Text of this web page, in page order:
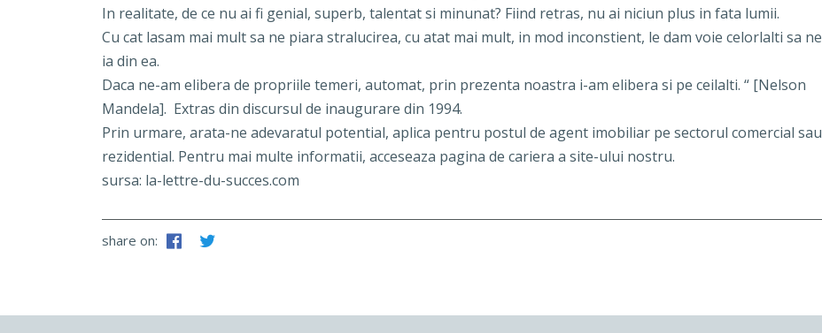
In realitate, de ce nu ai fi genial, superb, talentat si minunat? Fiind retras, nu ai niciun plus in fata lumii.
Cu cat lasam mai mult sa ne piara stralucirea, cu atat mai mult, in mod inconstient, le dam voie celorlalti sa ne
ia din ea.
Daca ne-am elibera de propriile temeri, automat, prin prezenta noastra i-am elibera si pe ceilalti. “ [Nelson
Mandela]. Extras din discursul de inaugurare din 1994.
Prin urmare, arata-ne adevaratul potential, aplica pentru postul de agent imobiliar pe sectorul comercial sau
rezidential. Pentru mai multe informatii, acceseaza pagina de cariera a site-ului nostru.
sursa: la-lettre-du-succes.com
share on: